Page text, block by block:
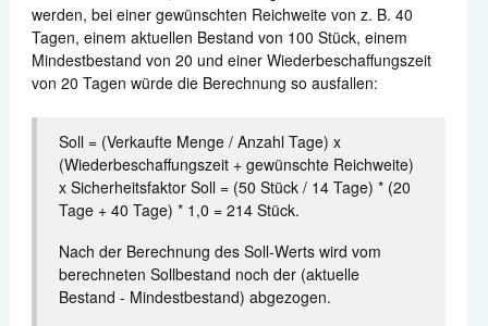
werden, bei einer gewünschten Reichweite von z. B. 40
Tagen, einem aktuellen Bestand von 100 Stück, einem
Mindestbestand von 20 und einer Wiederbeschaffungszeit
von 20 Tagen würde die Berechnung so ausfallen:
Soll = (Verkaufte Menge / Anzahl Tage) x
(Wiederbeschaffungszeit + gewünschte Reichweite)
x Sicherheitsfaktor Soll = (50 Stück / 14 Tage) * (20
Tage + 40 Tage) * 1,0 = 214 Stück.
Nach der Berechnung des Soll-Werts wird vom
berechneten Sollbestand noch der (aktuelle
Bestand - Mindestbestand) abgezogen.